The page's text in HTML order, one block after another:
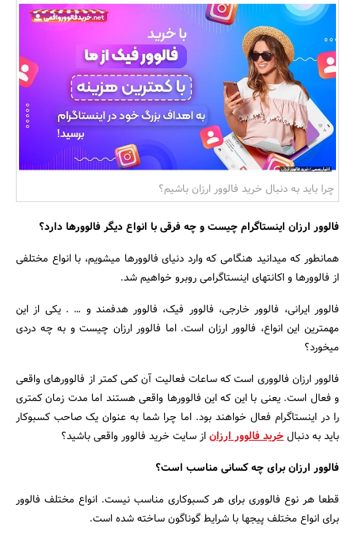
بانک، بیمه و سرمایه
مسکن و ساختمان
چرا باید به دنبال خرید فالوور ارزان باشیم؟
فالوور ارزان اینستاگرام چیست و چه فرقی با انواع دیگر فالوورها دارد؟
همانطور که میدانید هنگامی که وارد دنیای فالوورها می‎شویم، با انواع مختلفی
از فالوورها و اکانت‎های اینستاگرامی روبرو خواهیم شد.
فالوور ایرانی، فالوور خارجی، فالوور فیک، فالوور هدفمند و … . یکی از این
مهم‎ترین این انواع، فالوور ارزان است. اما فالوور ارزان چیست و به چه دردی
می‎خورد؟
فالوور ارزان فالووری است که ساعات فعالیت آن کمی کمتر از فالوورهای واقعی
و فعال است. یعنی با این که این فالوورها واقعی هستند اما مدت زمان کمتری
را در اینستاگرام فعال خواهند بود. اما چرا شما به عنوان یک صاحب کسب‎وکار
باید به دنبالخرید فالوور ارزاناز سایت خرید فالوور واقعی باشید؟
فالوور ارزان برای چه کسانی مناسب است؟
قطعا هر نوع فالووری برای هر کسب‎وکاری مناسب نیست. انواع مختلف فالوور
برای انواع مختلف پیج‎ها با شرایط گوناگون ساخته شده است.